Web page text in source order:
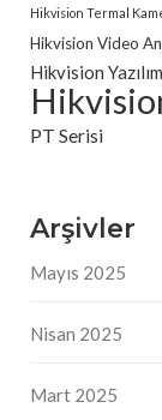
Hikvision Termal
Hikvision Video
Hikvision
PT Serisi
Arşivler
Mayıs 2025
Nisan 2025
Mart 2025